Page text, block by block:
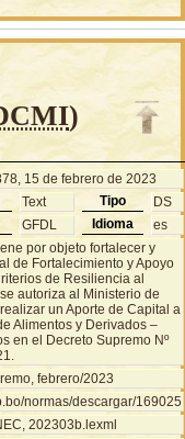
)
15 de febrero de 2023
Text Tipo
DS
GFDL Idioma es
por objeto fortalecer y
de Fortalecimiento y Apoyo
de Resiliencia al
autoriza al Ministerio de
un Aporte de Capital a
Alimentos y Derivados –
en el Decreto Supremo Nº
febrero/2023
normas/descargar/169025
202303b.lexml